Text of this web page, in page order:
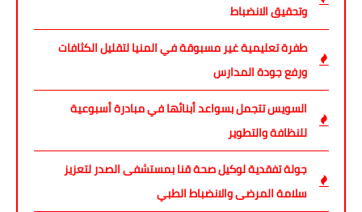
وتحقيق الانضباط
طفرة تعليمية غير مسبوقة في المنيا لتقليل الكثافات
ورفع جودة المدارس
السويس تتجمل بسواعد أبنائها في مبادرة أسبوعية
للنظافة والتطوير
جولة تفقدية لوكيل صحة قنا بمستشفى الصدر لتعزيز
سلامة المرضى والانضباط الطبي